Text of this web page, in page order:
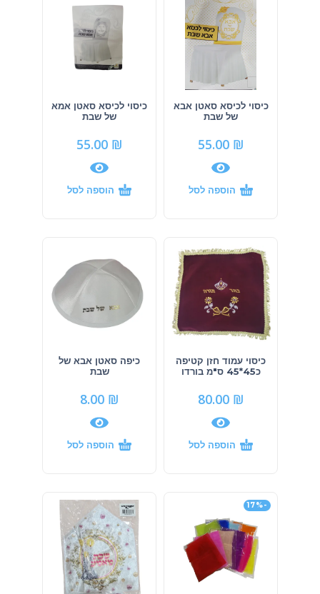
כיסוי לכיסא סאטן אבא
של שבת
55.00 ₪
הוספה לסל
כיסוי לכיסא סאטן אמא
של שבת
55.00 ₪
הוספה לסל
כיסוי עמוד חזן קטיפה
כ45*45 ס"מ בורדו
80.00 ₪
הוספה לסל
כיפה סאטן אבא של
שבת
8.00 ₪
הוספה לסל
-17%